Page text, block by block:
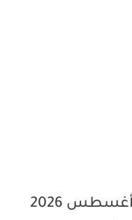
أبراج اليوم الجمعة 7 أغسطس 2026